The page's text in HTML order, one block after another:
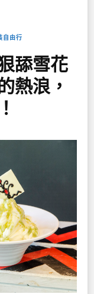
自由行
舔雪花
熱浪，